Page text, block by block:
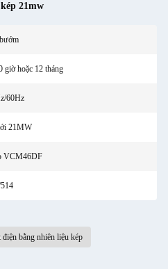
21mw
giờ hoặc 12 tháng
60Hz
21MW
VCM46DF
điện bằng nhiên liệu kép